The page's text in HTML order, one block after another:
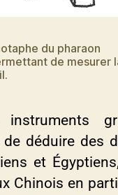
du pharaon
de mesurer
déduire des
et
Chinois en